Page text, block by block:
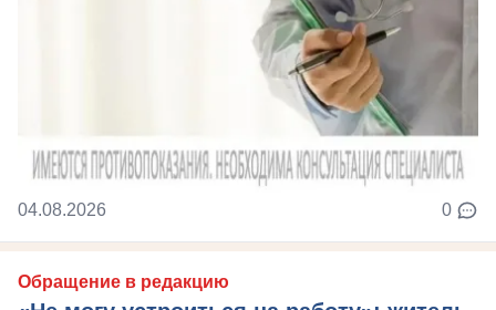
04.08.2026 0
Обращение в редакцию